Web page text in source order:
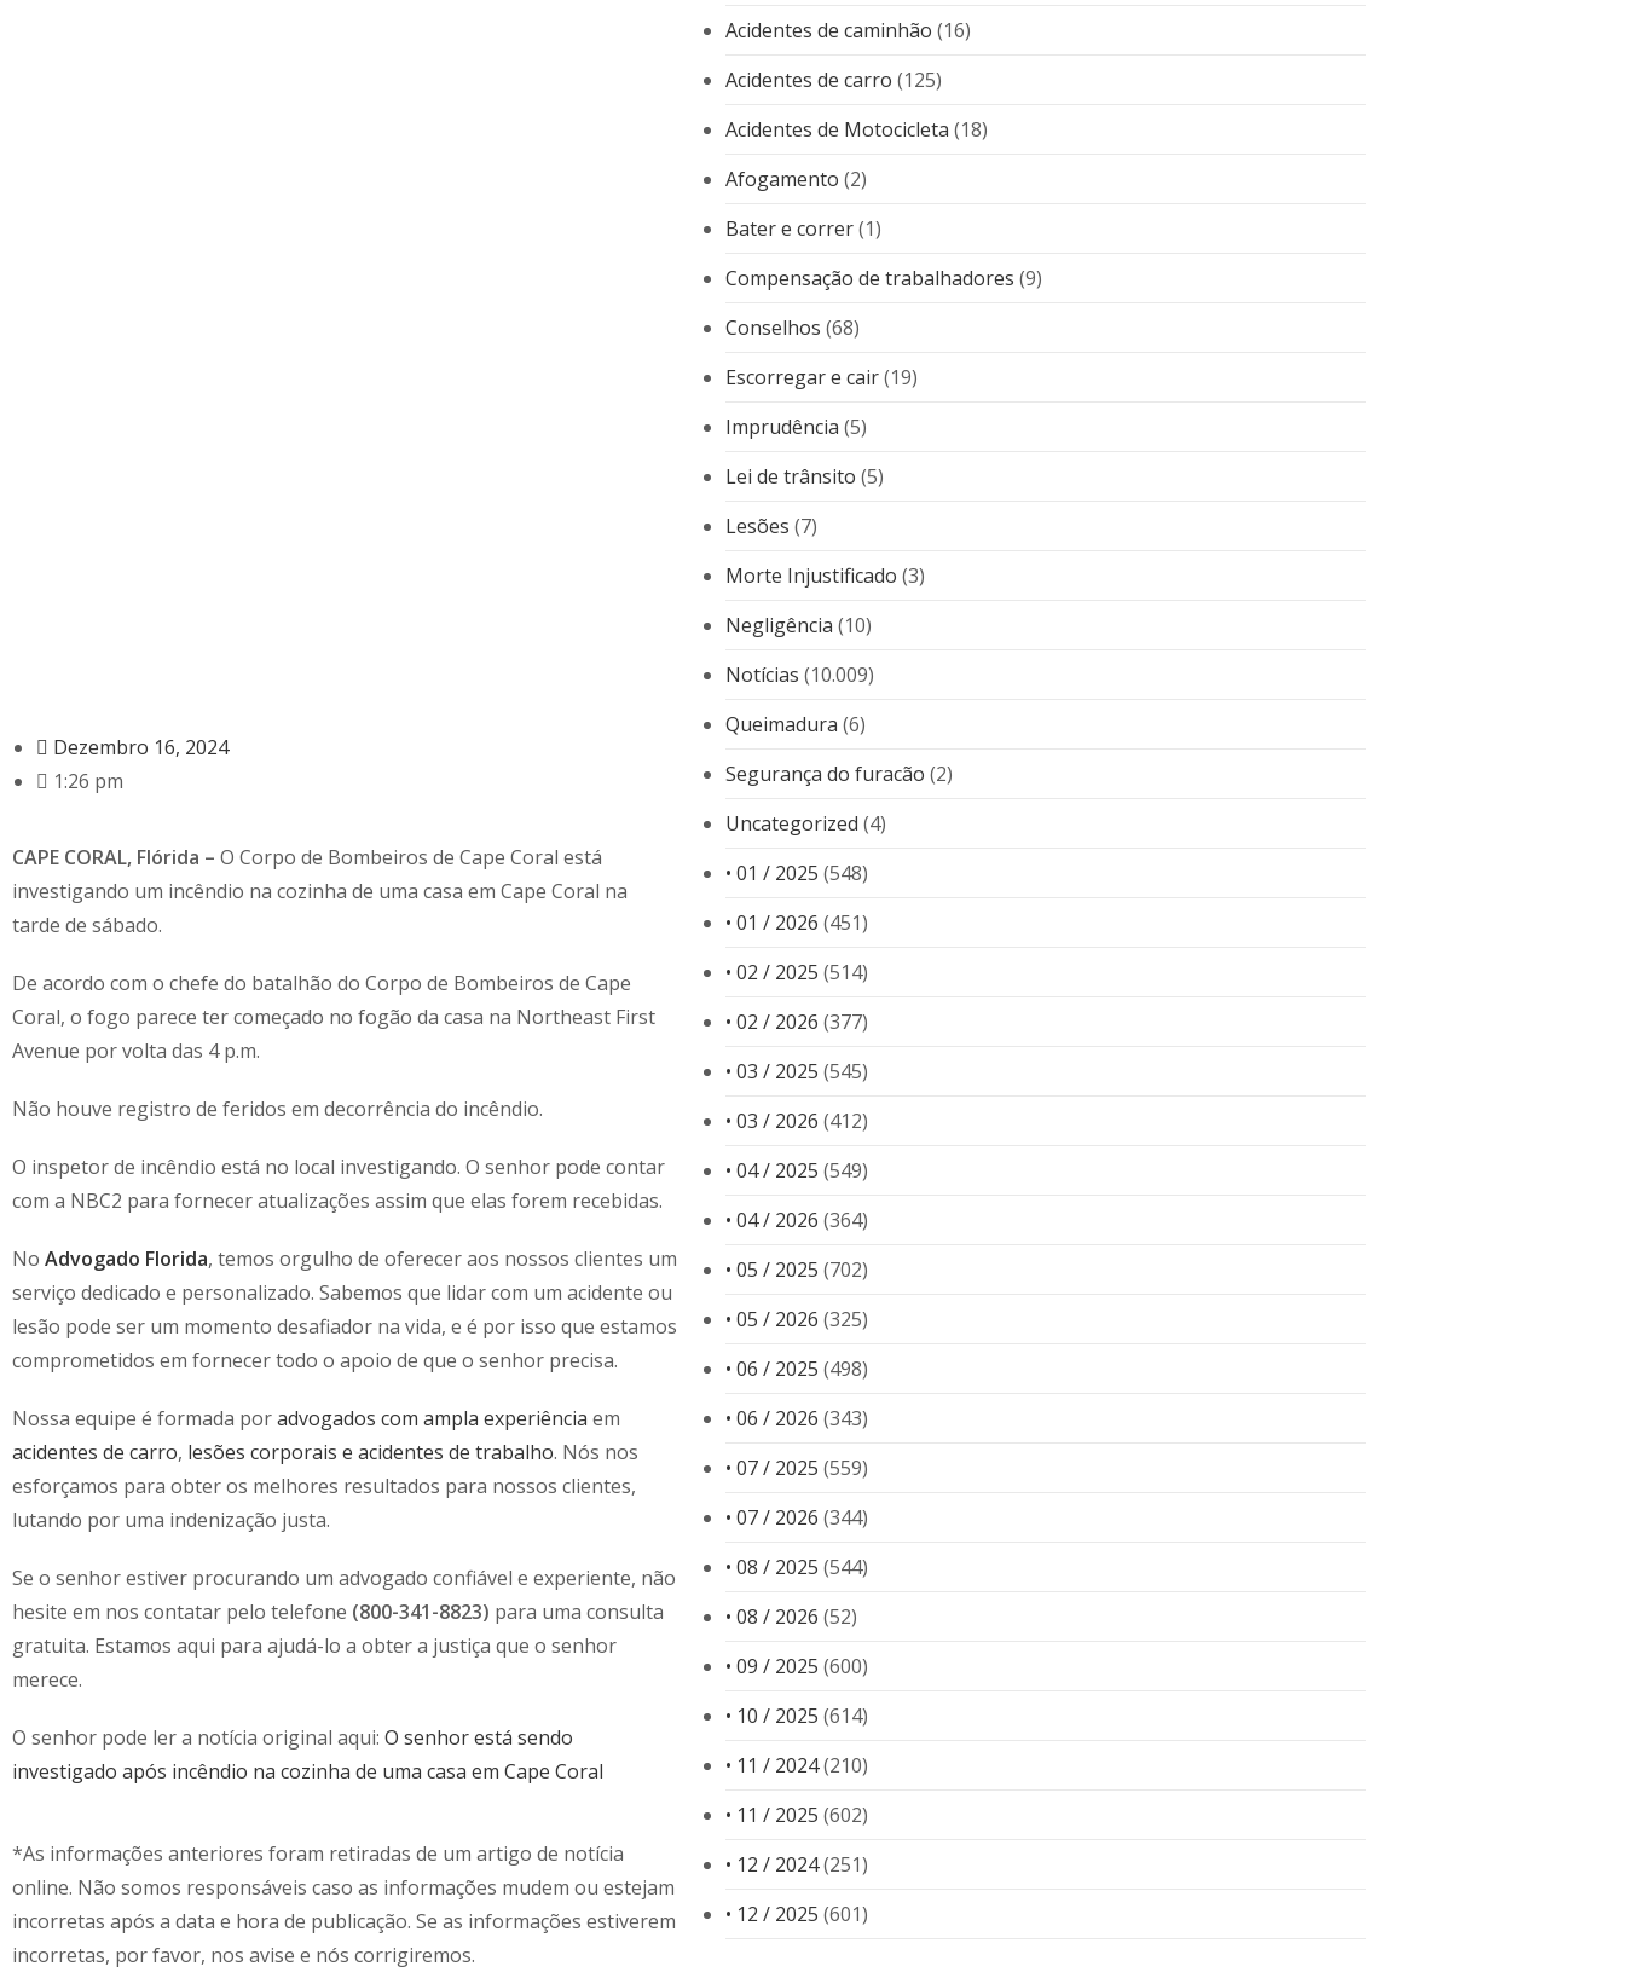
Dezembro 16, 2024
1:26 pm
CAPE CORAL, Flórida – O Corpo de Bombeiros de Cape Coral está
investigando um incêndio na cozinha de uma casa em Cape Coral na
tarde de sábado.
De acordo com o chefe do batalhão do Corpo de Bombeiros de Cape
Coral, o fogo parece ter começado no fogão da casa na Northeast First
Avenue por volta das 4 p.m.
Não houve registro de feridos em decorrência do incêndio.
O inspetor de incêndio está no local investigando. O senhor pode contar
com a NBC2 para fornecer atualizações assim que elas forem recebidas.
No Advogado Florida, temos orgulho de oferecer aos nossos clientes um
serviço dedicado e personalizado. Sabemos que lidar com um acidente ou
lesão pode ser um momento desafiador na vida, e é por isso que estamos
comprometidos em fornecer todo o apoio de que o senhor precisa.
Nossa equipe é formada poradvogados com ampla experiência em
acidentes de carro, lesões corporais e acidentes de trabalho. Nós nos
esforçamos para obter os melhores resultados para nossos clientes,
lutando por uma indenização justa.
Se o senhor estiver procurando um advogado confiável e experiente, não
hesite em nos contatar pelo telefone (800-341-8823) para uma consulta
gratuita. Estamos aqui para ajudá-lo a obter a justiça que o senhor
merece.
O senhor pode ler a notícia original aqui: O senhor está sendo
investigado após incêndio na cozinha de uma casa em Cape Coral
*As informações anteriores foram retiradas de um artigo de notícia
online. Não somos responsáveis caso as informações mudem ou estejam
incorretas após a data e hora de publicação. Se as informações estiverem
incorretas, por favor, nos avise e nós corrigiremos.
Acidentes de caminhão (16)
Acidentes de carro (125)
Acidentes de Motocicleta (18)
Afogamento (2)
Bater e correr(1)
Compensação de trabalhadores (9)
Conselhos (68)
Escorregar e cair(19)
Imprudência (5)
Lei de trânsito (5)
Lesões (7)
Morte Injustificado (3)
Negligência (10)
Notícias (10.009)
Queimadura (6)
Segurança do furacão (2)
Uncategorized (4)
• 01 / 2025 (548)
• 01 / 2026 (451)
• 02 / 2025 (514)
• 02 / 2026 (377)
• 03 / 2025 (545)
• 03 / 2026 (412)
• 04 / 2025 (549)
• 04 / 2026 (364)
• 05 / 2025 (702)
• 05 / 2026 (325)
• 06 / 2025 (498)
• 06 / 2026 (343)
• 07 / 2025 (559)
• 07 / 2026 (344)
• 08 / 2025 (544)
• 08 / 2026 (52)
• 09 / 2025 (600)
• 10 / 2025 (614)
• 11 / 2024(210)
• 11 / 2025 (602)
• 12 / 2024(251)
• 12 / 2025 (601)